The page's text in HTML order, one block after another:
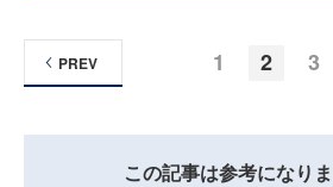
1 2 3
PREV
この記事は参考になり